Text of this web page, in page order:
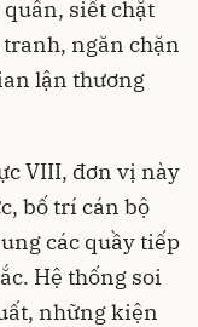
siết chặt
ngăn chặn
lận thương
VIII, đơn vị này
bố trí cán bộ
các quầy tiếp
Hệ thống soi
những kiện